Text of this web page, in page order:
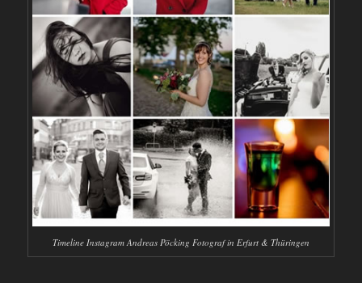
Timeline Instagram Andreas Pöcking Fotograf in Erfurt & Thüringen